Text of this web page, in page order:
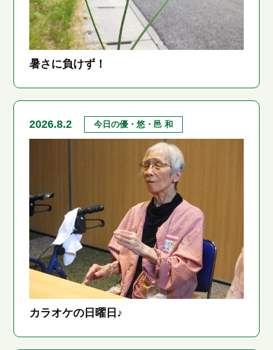
暑さに負けず！
2026.8.2 今日の優・悠・邑 和
カラオケの日曜日♪